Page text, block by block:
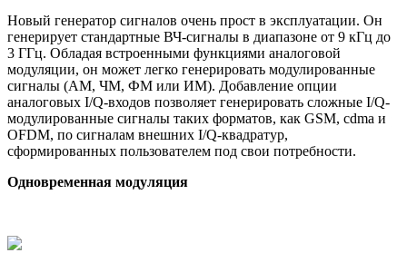
Новый генератор сигналов очень прост в эксплуатации. Он
генерирует стандартные ВЧ-сигналы в диапазоне от 9 кГц до
3 ГГц. Обладая встроенными функциями аналоговой
модуляции, он может легко генерировать модулированные
сигналы (АМ, ЧМ, ФМ или ИМ). Добавление опции
аналоговых I/Q-входов позволяет генерировать сложные I/Q-
модулированные сигналы таких форматов, как GSM, cdma и
OFDM, по сигналам внешних I/Q-квадратур,
сформированных пользователем под свои потребности.
Одновременная модуляция